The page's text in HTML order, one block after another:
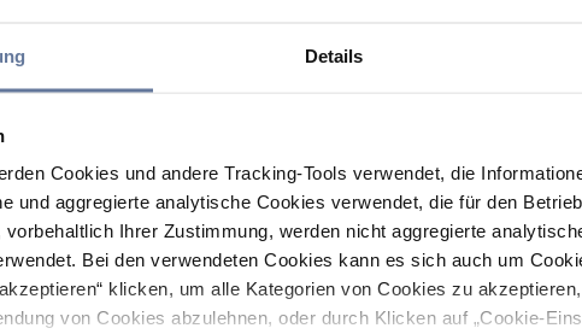
Details
Cookies und andere Tracking-Tools verwendet, die
und aggregierte analytische Cookies verwendet, die für den
Ihrer Zustimmung, werden nicht aggregierte
Bei den verwendeten Cookies kann es sich auch um
klicken, um alle Kategorien von Cookies zu
von Cookies abzulehnen, oder durch Klicken auf „Cookie-